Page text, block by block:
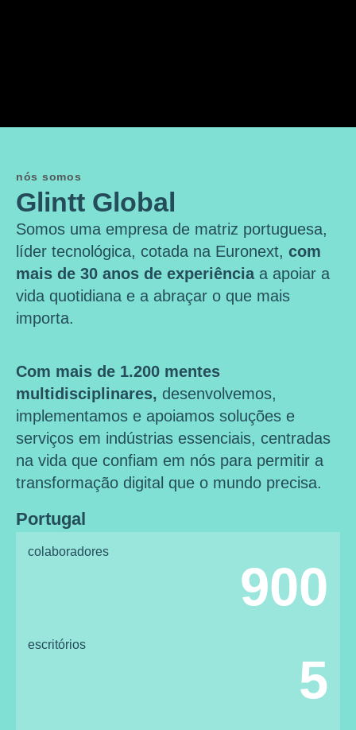
nós somos
Glintt Global
Somos uma empresa de matriz portuguesa,
líder tecnológica, cotada na Euronext, com
mais de 30 anos de experiênciaa apoiar a
vida quotidiana e a abraçar o que mais
importa.
Com mais de 1.200 mentes
multidisciplinares, desenvolvemos,
implementamos e apoiamos soluções e
serviços em indústrias essenciais, centradas
na vida que confiam em nós para permitir a
transformação digital que o mundo precisa.
Portugal
colaboradores
900
escritórios
5